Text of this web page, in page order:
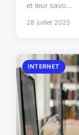
et leur savo...
28 juillet 2025
INTERNET